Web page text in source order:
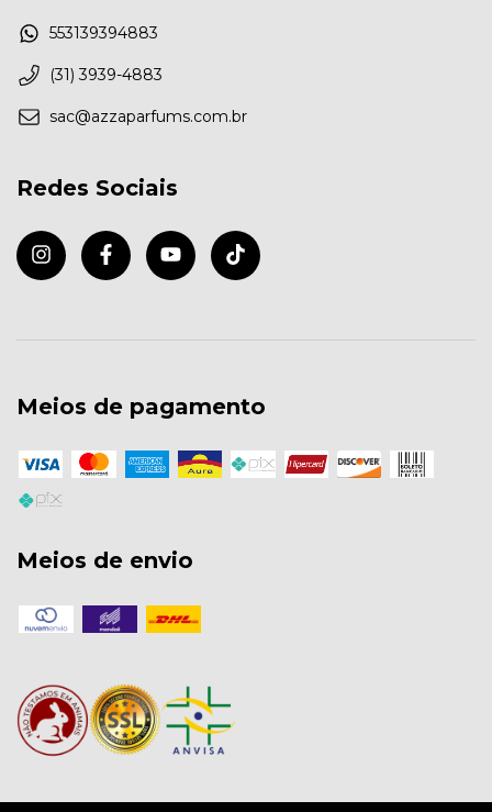
553139394883
(31) 3939-4883
sac@azzaparfums.com.br
Redes Sociais
Meios de pagamento
Meios de envio